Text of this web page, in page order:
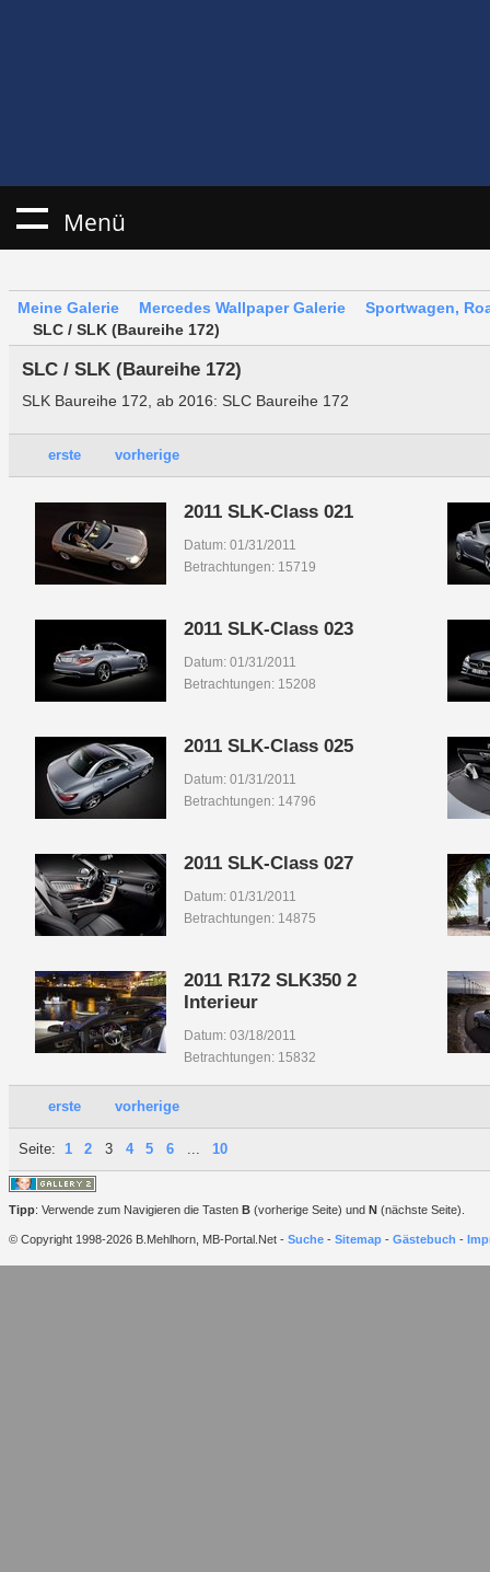
Menü
Meine Galerie Mercedes Wallpaper Galerie
Sportwagen,
SLC / SLK (Baureihe 172)
SLC / SLK (Baureihe 172)
SLK Baureihe 172, ab 2016: SLC Baureihe 172
erste vorherige
2011 SLK-Class 021
Datum: 01/31/2011
Betrachtungen: 15719
2011 SLK-Class 023
Datum: 01/31/2011
Betrachtungen: 15208
2011 SLK-Class 025
Datum: 01/31/2011
Betrachtungen: 14796
2011 SLK-Class 027
Datum: 01/31/2011
Betrachtungen: 14875
2011 R172 SLK350 2
Interieur
Datum: 03/18/2011
Betrachtungen: 15832
erste vorherige
Seite: 1 2 3 4 5 6 ... 10
Tipp: Verwende zum Navigieren die Tasten B (vorherige Seite) und N (nächste Seite).
© Copyright 1998-2026 B.Mehlhorn, MB-Portal.Net - Suche - Sitemap - Gästebuch -